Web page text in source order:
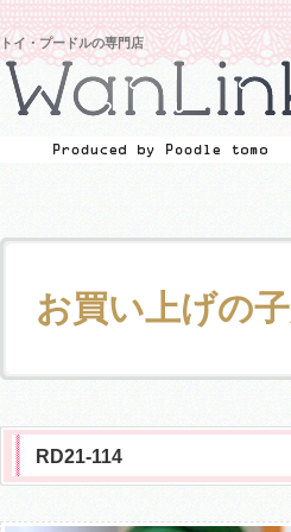
トイ・プードルの専門店
お買い上げの
RD21-114